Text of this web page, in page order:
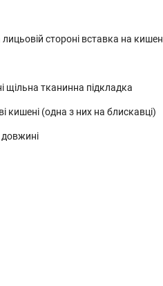
стороні вставка на
щільна тканинна підкладка
кишені (одна з них на блискавці)